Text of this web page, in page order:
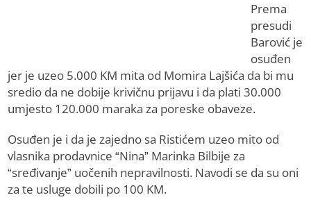
Prema
presudi
Barović je
osuđen
jer je uzeo 5.000 KM mita od Momira Lajšića da bi mu
sredio da ne dobije krivičnu prijavu i da plati 30.000
umjesto 120.000 maraka za poreske obaveze.
Osuđen je i da je zajedno sa Ristićem uzeo mito od
vlasnika prodavnice “Nina” Marinka Bilbije za
“sređivanje” uočenih nepravilnosti. Navodi se da su oni
za te usluge dobili po 100 KM.